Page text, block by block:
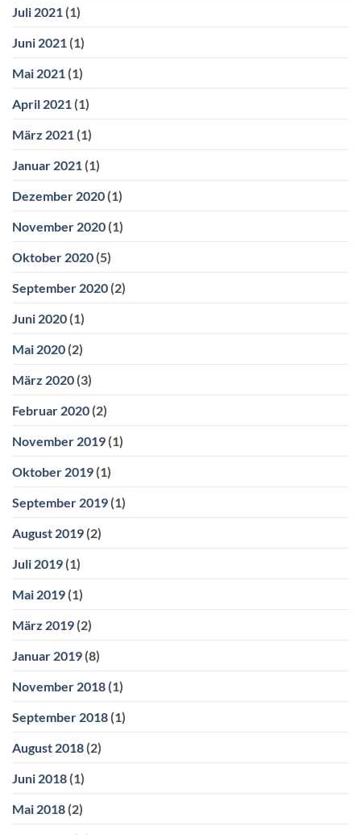
Juli 2021 (1)
Juni 2021 (1)
Mai 2021 (1)
April 2021 (1)
März 2021 (1)
Januar 2021 (1)
Dezember 2020 (1)
November 2020 (1)
Oktober 2020 (5)
September 2020 (2)
Juni 2020 (1)
Mai 2020 (2)
März 2020 (3)
Februar 2020 (2)
November 2019 (1)
Oktober 2019 (1)
September 2019 (1)
August 2019 (2)
Juli 2019 (1)
Mai 2019 (1)
März 2019 (2)
Januar 2019 (8)
November 2018 (1)
September 2018 (1)
August 2018 (2)
Juni 2018 (1)
Mai 2018 (2)